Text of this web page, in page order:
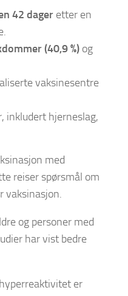
42 dager etter en
(40,9 %) og
vaksinesentre
inkludert hjerneslag,
med
reiser spørsmål om
vaksinasjon.
og personer med
har vist bedre
er